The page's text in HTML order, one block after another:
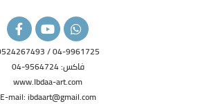
W
h
a
t
s
a
p
Y
o
u
t
u
b
e
F
a
c
e
b
o
o
04-9961725 / 0524267493
فاكس: 9564724-04
www.Ibdaa-art.com
E-mail: ibdaart@gmail.com